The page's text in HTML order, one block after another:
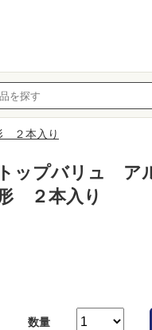
２本入り
トップバリュ ア
２本入り
数量